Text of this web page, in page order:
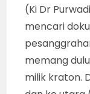
(Ki Dr
mencari
memang
milik kraton.